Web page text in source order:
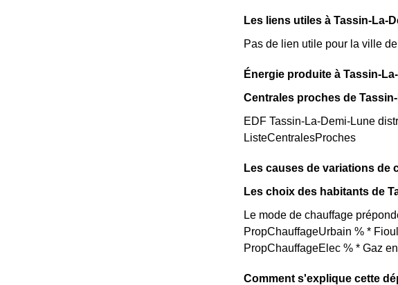
Les liens utiles à Tassin-La-
Pas de lien utile pour la ville
Énergie produite à Tassin-
Centrales proches de
EDF Tassin-La-Demi-Lune
ListeCentralesProches
Les causes de variations de
Les choix des habitants de
Le mode de chauffage
PropChauffageUrbain % *
PropChauffageElec % * Gaz
Comment s'explique cette